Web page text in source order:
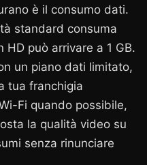
è il consumo dati.
standard consuma
HD può arrivare a 1 GB.
un piano dati limitato,
tua franchigia
Fi quando possibile,
la qualità video su
senza rinunciare